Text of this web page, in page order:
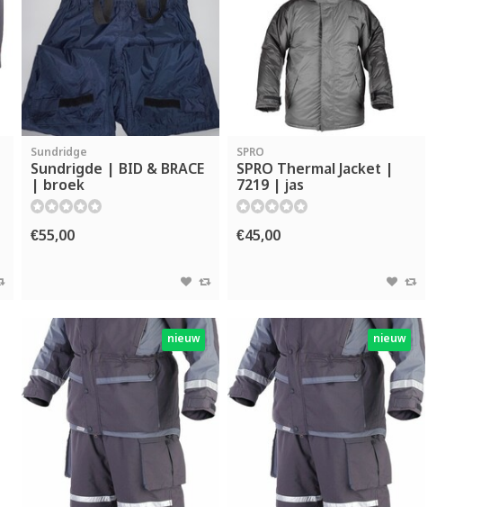
Sundridge
Sundrigde | BID & BRACE
| broek
€55,00
SPRO
SPRO Thermal Jacket |
7219 | jas
€45,00
nieuw nieuw